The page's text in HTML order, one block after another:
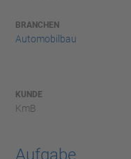
BRANCHEN
Automobilbau
KUNDE
KmB
Aufgabe